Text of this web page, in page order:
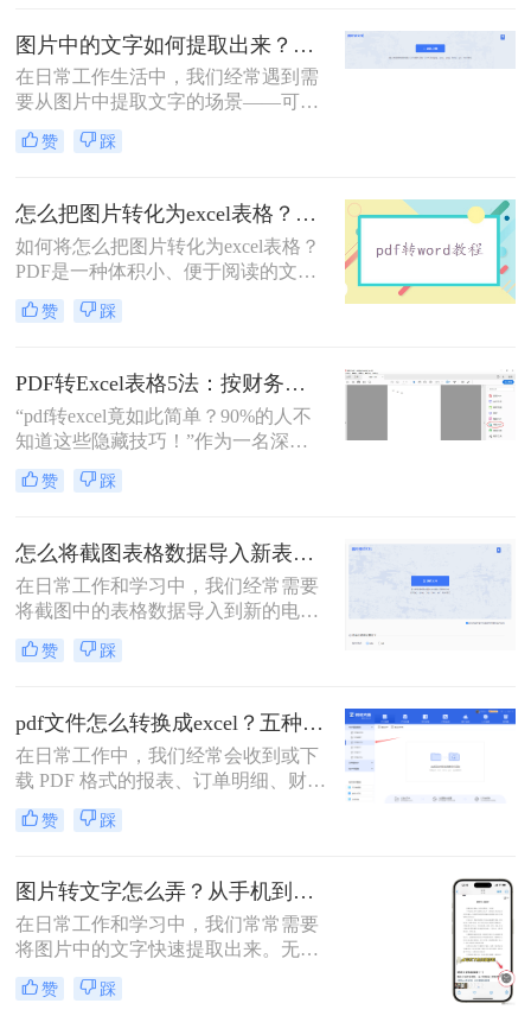
弄到Excel表格里的方法，帮助用户高
效地完成这一任务。
图片中的文字如何提取出来？三种方法对比，一看就懂！
在日常工作生活中，我们经常遇到需
要从图片中提取文字的场景——可能
是扫描件里的合同条款、会议白板上
的手写笔记、或者一张截图中的重要
易出错。那么，图片中的文字如何提
取出来呢？本文将先给出三种方案的
直观对比，再逐一拆解操作步骤，您
可根据使用场景、识别精度和隐私需
求快速选择最合适的方法。
赞 踩
怎么把图片转化为excel表格？我用这4个高效方法 ，秒提取表格！
如何将怎么把图片转化为excel表格？
PDF是一种体积小、便于阅读的文件
类型，非常适合作为传送重要内容的
载体。但是PDF文件也不能直接编
方法是把图片转excel。怎么转PDF转
Word？接下来小编就来介绍一下PDF
转Word的一些方法。
赞 踩
PDF转Excel表格5法：按财务报表、采购单、考勤表3种场景选！
“pdf转excel竟如此简单？90%的人不
知道这些隐藏技巧！”作为一名深耕
电脑办公软件测评多年的博主，我常
被问及“PDF怎么转换成Excel表格”这
经验，揭秘几种超实用方法，助你轻
松突破信息提取瓶颈。
赞 踩
怎么将截图表格数据导入新表格？推荐三种提取方法!
在日常工作和学习中，我们经常需要
将截图中的表格数据导入到新的电子
表格中，以便进行进一步的数据处理
和分析。那么怎么将截图表格数据导
表格数据导入新表格的方法。
赞 踩
pdf文件怎么转换成excel？五种免费方法帮你解决！
在日常工作中，我们经常会收到或下
载 PDF 格式的报表、订单明细、财务
数据等文件。这些内容若以 PDF 形式
存在，无法直接进行筛选、排序、公
不便。将 PDF 转换为 Excel 格式，是
释放数据价值的必要步骤。那么PDF
文件怎么转换成 Excel呢？本文从转
换精度、操作难度、处理速度、批量
能力、隐私安全五个维度，对比五种
主流方案，帮助您根据实际场景快速
赞 踩
图片转文字怎么弄？从手机到专业的全方位指南！
在日常工作和学习中，我们常常需要
将图片中的文字快速提取出来。无论
是扫描的文档、拍摄的白板内容、书
籍页面截图，还是包含文字的复杂图
赞 踩